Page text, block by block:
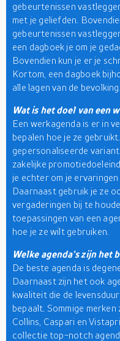
gebeurtenissen
met je geliefden.
gebeurtenissen
een dagboek je om je
Bovendien kun je er je
Kortom, een dagboek
alle lagen van de bevolking.
Wat is het doel van een
Een werkagenda is er in
bepalen hoe je ze
gepersonaliseerde
zakelijke
je echter om je
Daarnaast gebruik je ze
vergaderingen bij te
toepassingen van een
hoe je ze wilt gebruiken.
Welke agenda's zijn het
De beste agenda is
Daarnaast zijn het ook
kwaliteit die de
bepaalt. Sommige
Collins, Caspari en
collectie top-notch